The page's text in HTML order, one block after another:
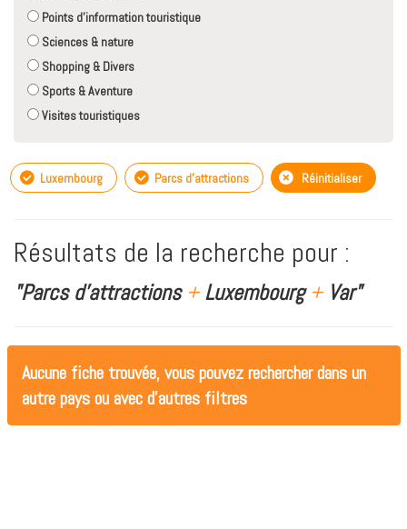
Points d'information touristique
Sciences & nature
Shopping & Divers
Sports & Aventure
Visites touristiques
Luxembourg Parcs d'attractions Réinitialiser
Résultats de la recherche pour :
"Parcs d'attractions +Luxembourg+Var"
Aucune fiche trouvée, vous pouvez rechercher dans un
autre pays ou avec d'autres filtres